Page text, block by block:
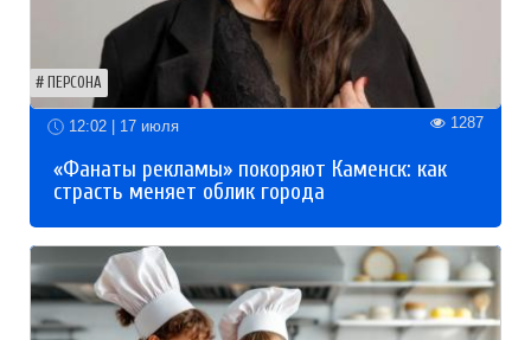
ПЕРСОНА
12:02 | 17 июля 1287
«Фанаты рекламы» покоряют Каменск: как
страсть меняет облик города